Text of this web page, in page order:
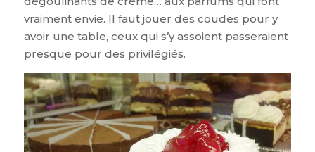
vraiment envie. Il faut jouer des coudes pour y
avoir une table, ceux qui s’y assoient passeraient
presque pour des privilégiés.